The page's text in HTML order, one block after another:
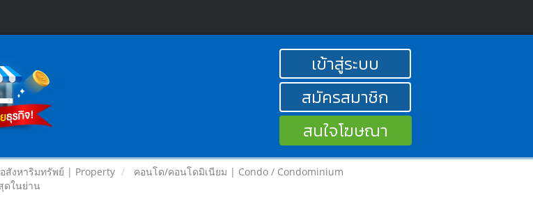
เข้าสู่ระบบ
สมัครสมาชิก
สนใจโฆษณา
อสังหาริมทรัพย์ | Property
คอนโด/คอนโดมิเนียม | Condo / Condominium
ดในย่าน